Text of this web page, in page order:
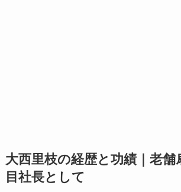
大西里枝の経歴と功績｜老舗
目社長として